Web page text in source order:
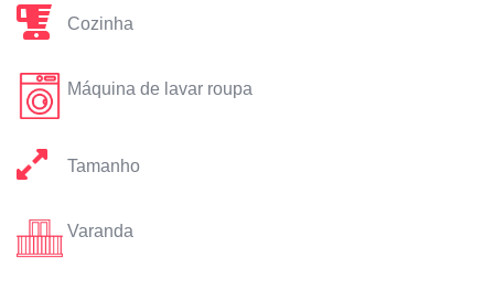
Cozinha
Máquina de lavar roupa
Tamanho
Varanda